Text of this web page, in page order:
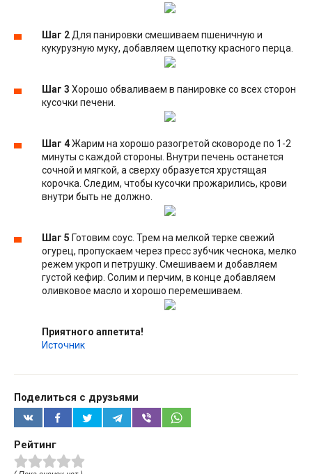
Шаг 2 Для панировки смешиваем пшеничную и
кукурузную муку, добавляем щепотку красного перца.
Шаг 3 Хорошо обваливаем в панировке со всех сторон
кусочки печени.
Шаг 4Жарим на хорошо разогретой сковороде по 1-2
минуты с каждой стороны. Внутри печень останется
сочной и мягкой, а сверху образуется хрустящая
корочка. Следим, чтобы кусочки прожарились, крови
внутри быть не должно.
Шаг 5 Готовим соус. Трем на мелкой терке свежий
огурец, пропускаем через пресс зубчик чеснока, мелко
режем укроп и петрушку. Смешиваем и добавляем
густой кефир. Солим и перчим, в конце добавляем
оливковое масло и хорошо перемешиваем.
Приятного аппетита!
Источник
Поделиться с друзьями
Рейтинг